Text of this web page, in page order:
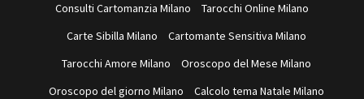
Consulti Cartomanzia Milano
Tarocchi Online Milano
Carte Sibilla Milano
Cartomante Sensitiva Milano
Tarocchi Amore Milano
Oroscopo del Mese Milano
Oroscopo del giorno Milano
Calcolo tema Natale Milano